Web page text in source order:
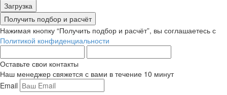
Загрузка
Получить подбор и расчёт
Нажимая кнопку “Получить подбор и расчёт”, вы соглашаетесь с
Политикой конфиденциальности
Оставьте свои контакты
Наш менеджер свяжется с вами в течение 10 минут
Email